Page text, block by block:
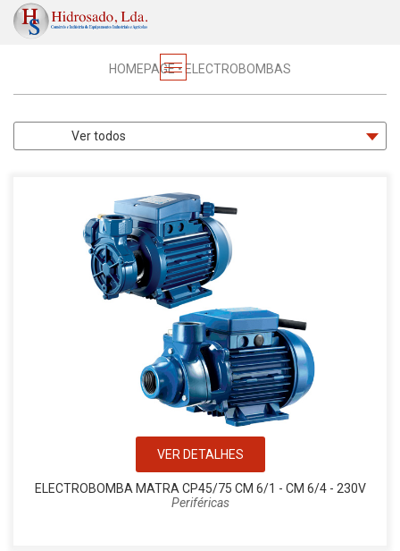
PRODUTOS
HOMEPAGE• ELECTROBOMBAS
VER DETALHES
ELECTROBOMBA MATRA CP45/75 CM 6/1 - CM 6/4 - 230V
Periféricas